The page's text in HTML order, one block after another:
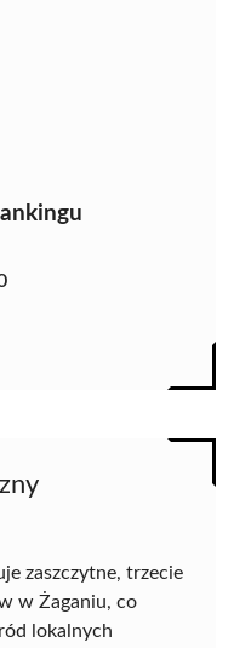
zaszczytne, trzecie
w Żaganiu, co
lokalnych